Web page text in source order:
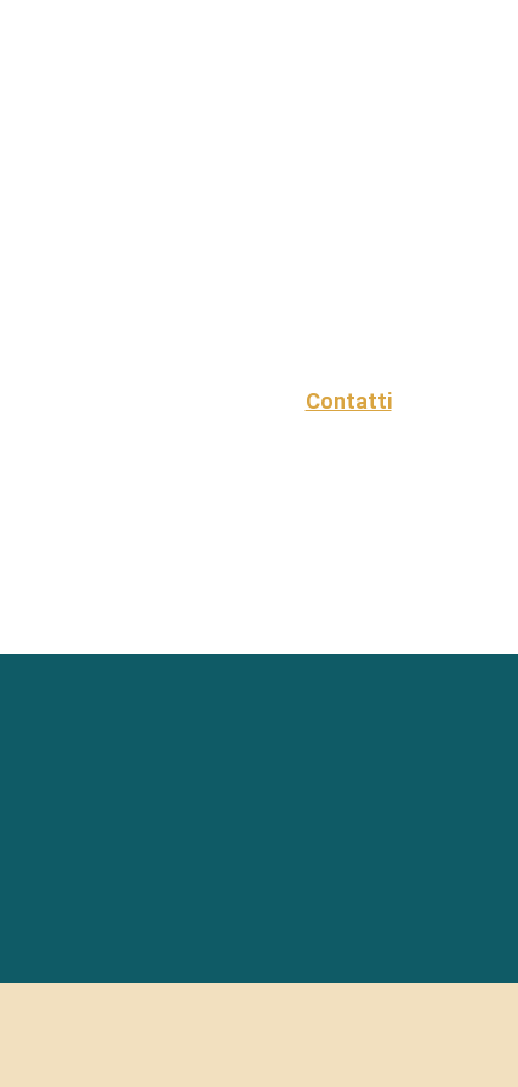
Contatti